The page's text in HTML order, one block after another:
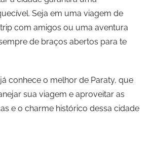
Seja em uma viagem de
com amigos ou uma aventura
de braços abertos para te
conhece o melhor de Paraty, que
sua viagem e aproveitar as
e o charme histórico dessa cidade